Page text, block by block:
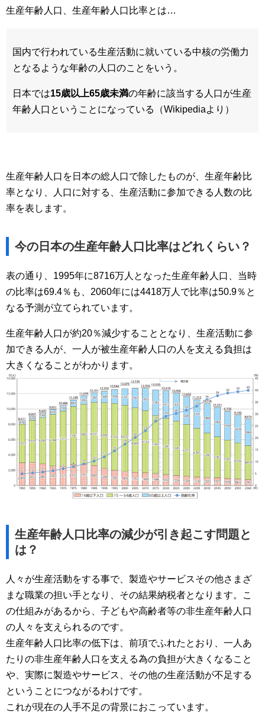
生産年齢人口、生産年齢人口比率とは…
国内で行われている生産活動に就いている中核の労働力
となるような年齢の人口のことをいう。
日本では15歳以上65歳未満の年齢に該当する人口が生産
年齢人口ということになっている（Wikipediaより）
生産年齢人口を日本の総人口で除したものが、生産年齢比
率となり、人口に対する、生産活動に参加できる人数の比
率を表します。
今の日本の生産年齢人口比率はどれくらい？
表の通り、1995年に8716万人となった生産年齢人口、当時
の比率は69.4％も、2060年には4418万人で比率は50.9％と
なる予測が立てられています。
生産年齢人口が約20％減少することとなり、生産活動に参
加できる人が、一人が被生産年齢人口の人を支える負担は
大きくなることがわかります。
生産年齢人口比率の減少が引き起こす問題と
は？
人々が生産活動をする事で、製造やサービスその他さまざ
まな職業の担い手となり、その結果納税者となります。こ
の仕組みがあるから、子どもや高齢者等の非生産年齢人口
の人々を支えられるのです。
生産年齢人口比率の低下は、前項でふれたとおり、一人あ
たりの非生産年齢人口を支える為の負担が大きくなること
や、実際に製造やサービス、その他の生産活動が不足する
ということにつながるわけです。
これが現在の人手不足の背景におこっています。